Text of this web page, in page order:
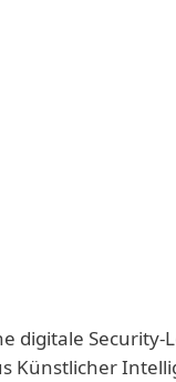
digitale
Künstlicher